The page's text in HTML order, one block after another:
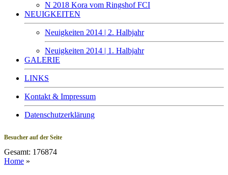
N 2018 Kora vom Ringshof FCI
NEUIGKEITEN
Neuigkeiten 2014 | 2. Halbjahr
Neuigkeiten 2014 | 1. Halbjahr
GALERIE
LINKS
Kontakt & Impressum
Datenschutzerklärung
Besucher auf der Seite
Gesamt: 176874
Home »